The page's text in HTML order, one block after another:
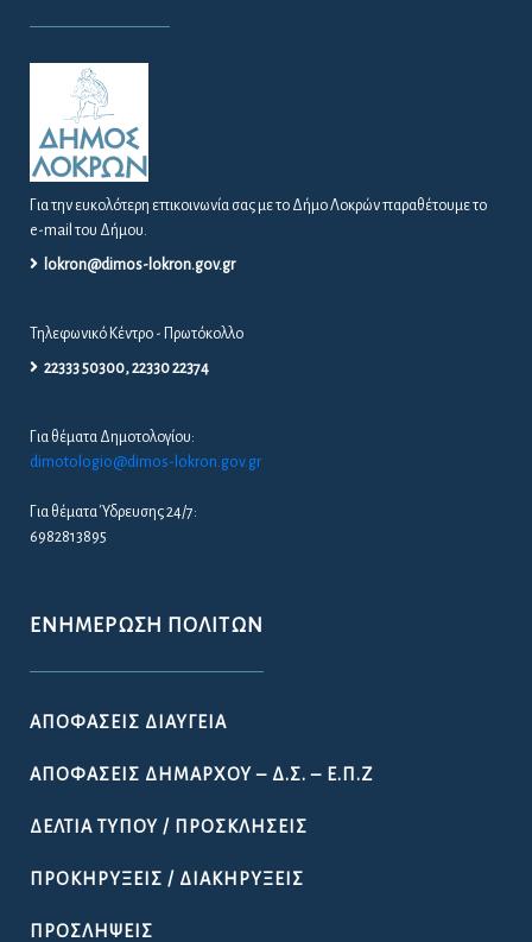
Για την ευκολότερη επικοινωνία σας με το Δήμο Λοκρών παραθέτουμε το
e-mail του Δήμου.
lokron@dimos-lokron.gov.gr
Τηλεφωνικό Κέντρο - Πρωτόκολλο
22333 50300, 22330 22374
Για θέματα Δημοτολογίου:
dimotologio@dimos-lokron.gov.gr
Για θέματα Ύδρευσης 24/7:
6982813895
ΕΝΗΜΈΡΩΣΗ ΠΟΛΙΤΏΝ
ΑΠΟΦΆΣΕΙΣ ΔΙΑΎΓΕΙΑ
ΑΠΟΦΆΣΕΙΣ ΔΗΜΆΡΧΟΥ – Δ.Σ. – Ε.Π.Ζ
ΔΕΛΤΊΑ ΤΎΠΟΥ / ΠΡΟΣΚΛΉΣΕΙΣ
ΠΡΟΚΗΡΎΞΕΙΣ / ΔΙΑΚΗΡΎΞΕΙΣ
ΠΡΟΣΛΉΨΕΙΣ